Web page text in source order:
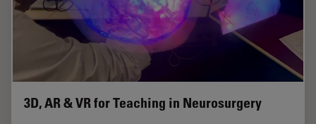
3D, AR & VR for Teaching in Neurosurgery